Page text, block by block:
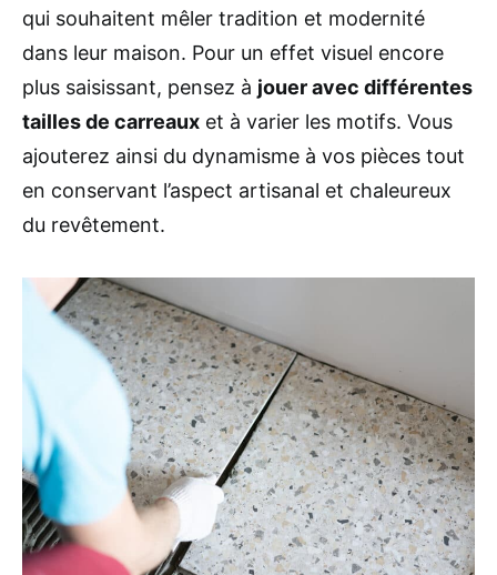
qui souhaitent mêler tradition et modernité
dans leur maison. Pour un effet visuel encore
plus saisissant, pensez à jouer avec différentes
tailles de carreaux et à varier les motifs. Vous
ajouterez ainsi du dynamisme à vos pièces tout
en conservant l’aspect artisanal et chaleureux
du revêtement.